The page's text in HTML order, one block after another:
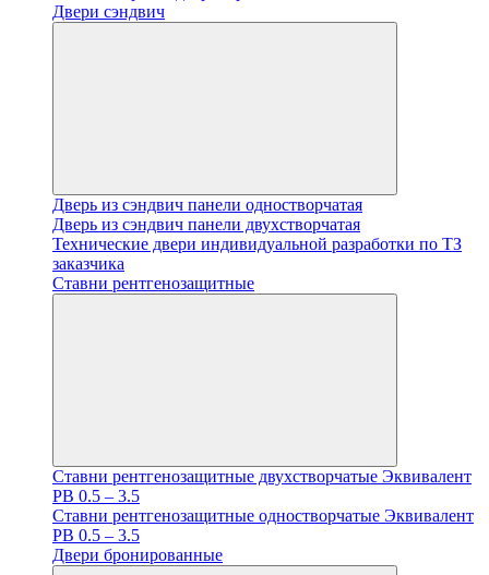
Двери сэндвич
Дверь из сэндвич панели одностворчатая
Дверь из сэндвич панели двухстворчатая
Технические двери индивидуальной разработки по ТЗ
заказчика
Ставни рентгенозащитные
Ставни рентгенозащитные двухстворчатые Эквивалент
PB 0.5 – 3.5
Ставни рентгенозащитные одностворчатые Эквивалент
PB 0.5 – 3.5
Двери бронированные